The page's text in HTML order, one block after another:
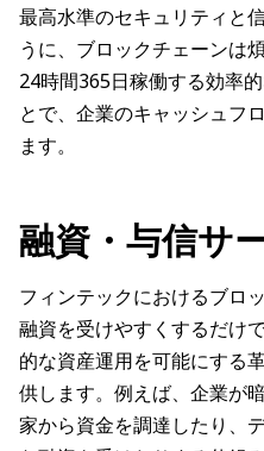
最高水準のセキュリティと
うに、ブロックチェーンは
24時間365日稼働する効率
とで、企業のキャッシュフ
ます。
融資・与信サ
フィンテックにおけるブロ
融資を受けやすくするだけ
的な資産運用を可能にする
供します。例えば、企業が
家から資金を調達したり、